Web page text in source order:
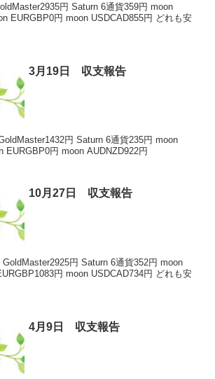
円 Saturn 6通貨359円 moon
EURGBP0円 moon USDCAD855円 どれも安
3月19日 収支報告
円 Saturn 6通貨235円 moon
EURGBP0円 moon AUDNZD922円
10月27日 収支報告
円 Saturn 6通貨352円 moon
円 moon USDCAD734円 どれも安
4月9日 収支報告